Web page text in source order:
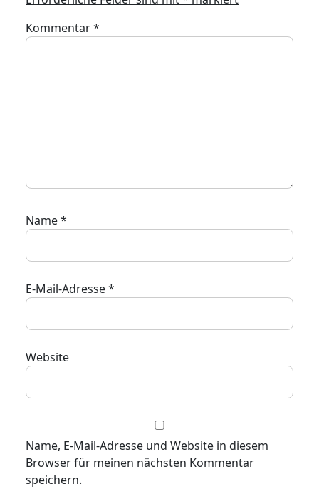
Kommentar*
Name*
E-Mail-Adresse*
Website
Name, E-Mail-Adresse und Website in diesem
Browser für meinen nächsten Kommentar
speichern.